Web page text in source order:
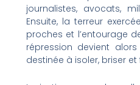
journalistes, avocats,
Ensuite, la terreur
proches et l’entourage
répression devient
destinée à isoler, briser et